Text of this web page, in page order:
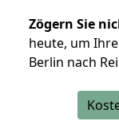
Zögern Sie
heute, um
Berlin nach